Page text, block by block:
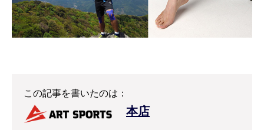
この記事を書いたのは：
本店